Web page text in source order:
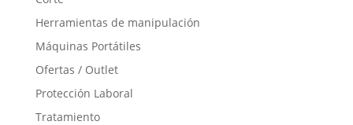
en
página
de
producto
Herramientas de manipulación
Máquinas Portátiles
Ofertas / Outlet
Protección Laboral
Tratamiento